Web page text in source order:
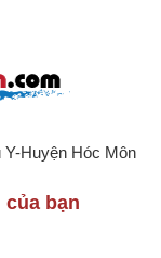
Y-Huyện Hóc Môn
bạn